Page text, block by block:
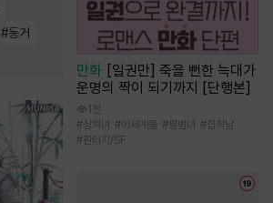
#동거
만화 [일권만] 죽을 뻔한 늑대가
운명의 짝이 되기까지 [단행본]
1천
#상처녀 #이세계물 #평범녀 #집착남
#판타지/SF